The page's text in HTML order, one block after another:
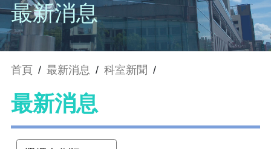
最新消息
首頁 / 最新消息 / 科室新聞 /
最新消息